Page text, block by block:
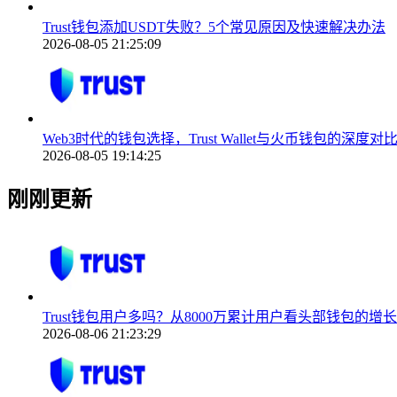
Trust钱包添加USDT失败？5个常见原因及快速解决办法
2026-08-05 21:25:09
Web3时代的钱包选择，Trust Wallet与火币钱包的深度对比
2026-08-05 19:14:25
刚刚更新
Trust钱包用户多吗？从8000万累计用户看头部钱包的增
2026-08-06 21:23:29